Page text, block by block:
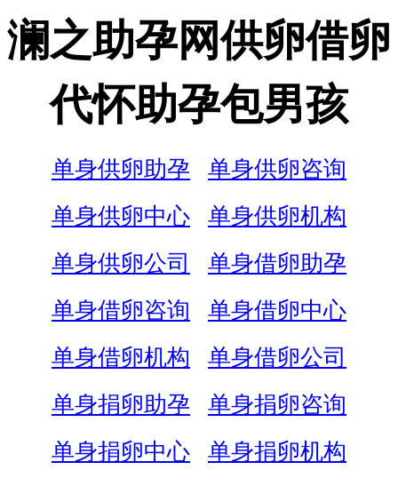
澜之助孕网供卵借卵
代怀助孕包男孩
单身供卵助孕
单身供卵咨询
单身供卵中心
单身供卵机构
单身供卵公司
单身借卵助孕
单身借卵咨询
单身借卵中心
单身借卵机构
单身借卵公司
单身捐卵助孕
单身捐卵咨询
单身捐卵中心
单身捐卵机构